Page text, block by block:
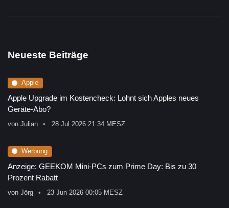
Neueste Beiträge
Apple
Apple Upgrade im Kostencheck: Lohnt sich Apples neues
Geräte-Abo?
von Julian 28 Jul 2026 21:34 MESZ
Werbung
Anzeige: GEEKOM Mini-PCs zum Prime Day: Bis zu 30
Prozent Rabatt
von Jörg 23 Jun 2026 00:05 MESZ